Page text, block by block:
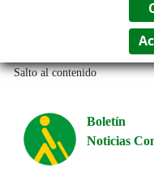
Salto al contenido
Boletín
Noticias